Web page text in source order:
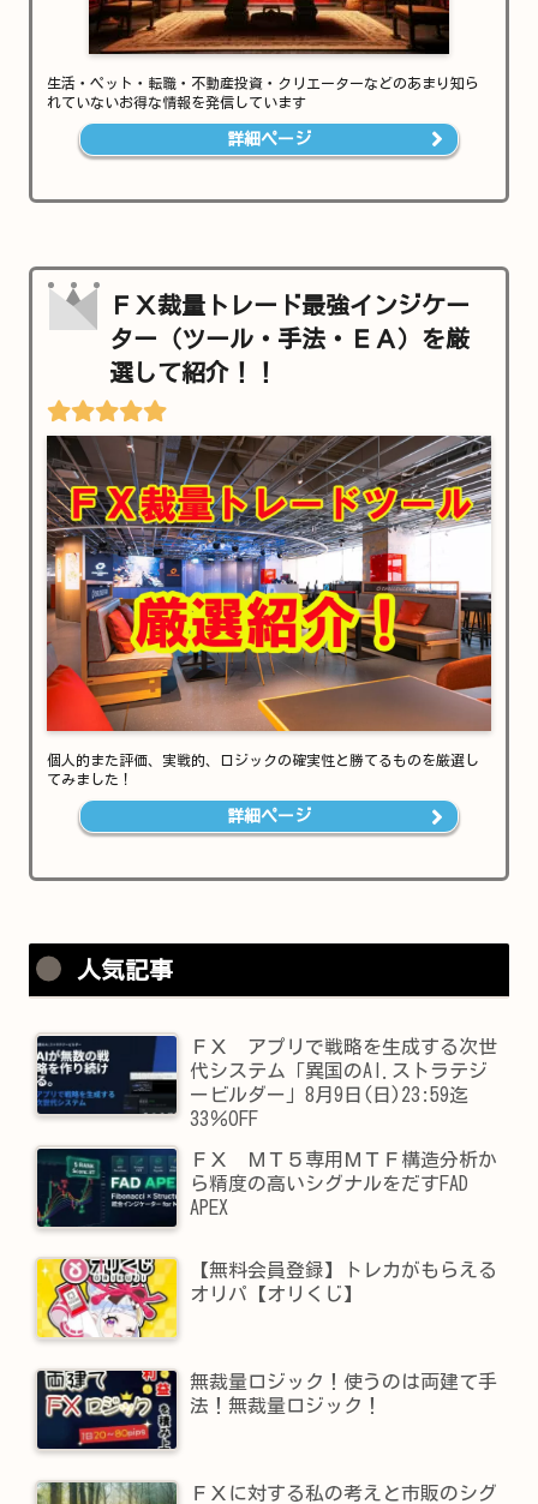
生活・ペット・転職・不動産投資・クリエーターなどのあまり知ら
れていないお得な情報を発信しています
詳細ページ
ＦＸ裁量トレード最強インジケー
ター（ツール・手法・ＥＡ）を厳
選して紹介！！
個人的また評価、実戦的、ロジックの確実性と勝てるものを厳選し
てみました！
詳細ページ
人気記事
ＦＸ アプリで戦略を生成する次世
代システム「異国のAI.ストラテジ
ービルダー」8月9日(日)23:59迄
33％OFF
ＦＸ ＭＴ５専用ＭＴＦ構造分析か
ら精度の高いシグナルをだすFAD
APEX
【無料会員登録】トレカがもらえる
オリパ【オリくじ】
無裁量ロジック！使うのは両建て手
法！無裁量ロジック！
ＦＸに対する私の考えと市販のシグ